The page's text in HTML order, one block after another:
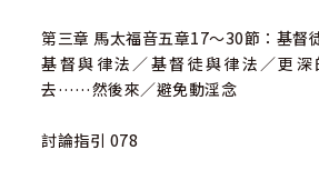
第三章 馬太福音五章17～30節：基督
基督與律法／基督徒與律法／更
去……然後來／避免動淫念
討論指引 078